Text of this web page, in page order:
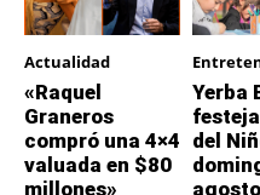
Actualidad
«Raquel
Graneros
compró una 4×4
valuada en $80
millones»
Yerba
del